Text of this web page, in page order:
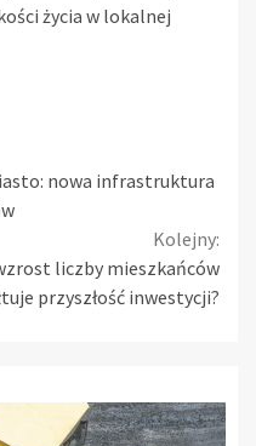
życia w lokalnej
nowa infrastruktura
Kolejny:
liczby mieszkańców
przyszłość inwestycji?